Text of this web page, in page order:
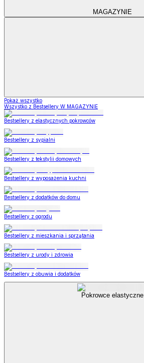
MAGAZYNIE
Pokaż wszystko
Wszystko z Bestsellery W MAGAZYNIE
Bestsellery z elastycznych pokrowców
Bestsellery z sypialni
Bestsellery z tekstylii domowych
Bestsellery z wyposażenia kuchni
Bestsellery z dodatków do domu
Bestsellery z ogrodu
Bestsellery z mieszkania i sprzątania
Bestsellery z urody i zdrowia
Bestsellery z obuwia i dodatków
Pokrowce elastyczne